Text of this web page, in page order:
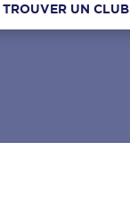
TROUVER UN CLUB